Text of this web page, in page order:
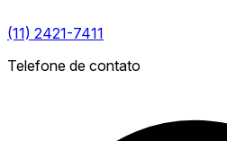
(11) 2421-7411
Telefone de contato